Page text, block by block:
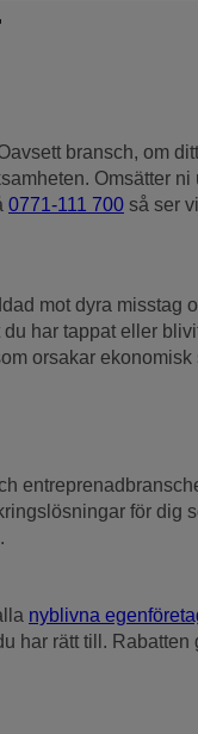
bransch, om
Omsätter
0771-111 700 så ser
mot dyra misstag
har tappat eller
orsakar ekonomisk
för dig
nyblivna
har rätt till.